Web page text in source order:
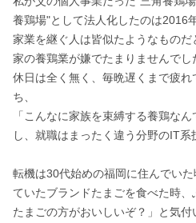
養鶏場"として法人化したのは2016
家業を継ぐ人は皆似たようなもの
家の養鶏業が嫌でたまりませんでし
休日は全く無く、毎晩遅くまで疲
ち、
「こんなに家族を束縛する養鶏な
し、就職はまったく違う分野のIT系
転機は30代始めの福岡に住んでい
ていたブランドたまごを食べた時
たまごの方がおいしいぞ？」と気付